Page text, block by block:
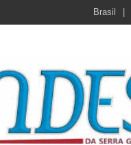
Brasil